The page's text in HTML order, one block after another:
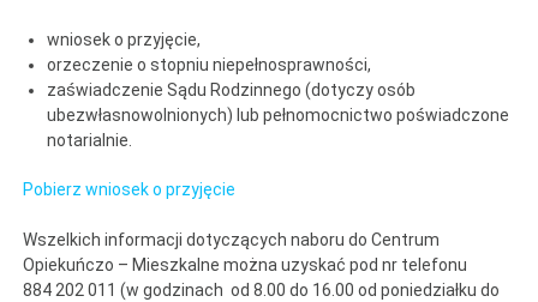
wniosek o przyjęcie,
orzeczenie o stopniu niepełnosprawności,
zaświadczenie Sądu Rodzinnego (dotyczy osób
ubezwłasnowolnionych) lub pełnomocnictwo poświadczone
notarialnie.
Pobierz wniosek o przyjęcie
Wszelkich informacji dotyczących naboru do Centrum
Opiekuńczo – Mieszkalne można uzyskać pod nr telefonu
884 202 011 (w godzinach od 8.00 do 16.00 od poniedziałku do